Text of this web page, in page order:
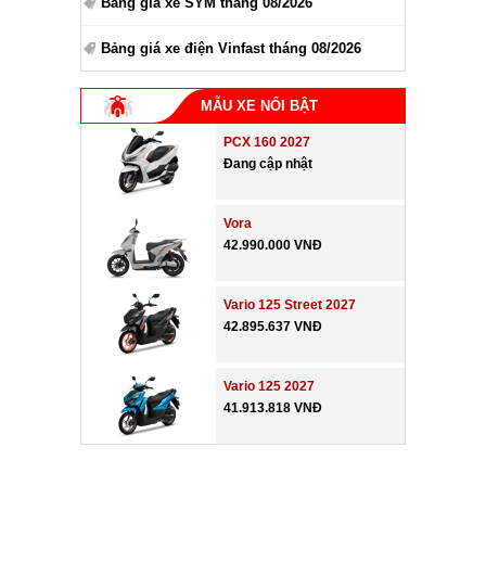
Bảng giá xe điện Vinfast tháng 08/2026
MẪU XE NỔI BẬT
PCX 160 2027
Đang cập nhật
Vora
42.990.000 VNĐ
Vario 125 Street 2027
42.895.637 VNĐ
Vario 125 2027
41.913.818 VNĐ